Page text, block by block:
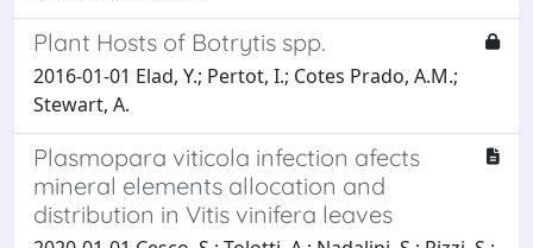
Plant Hosts of Botrytis spp.
2016-01-01 Elad, Y.; Pertot, I.; Cotes Prado, A.M.;
Stewart, A.
Plasmopara viticola infection afects
mineral elements allocation and
distribution in Vitis vinifera leaves